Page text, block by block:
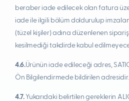
beraber iade edilecek olan fatura
iade ile ilgili bölüm doldurulup
(tüzel kişiler) adına düzenlenen
kesilmediği takdirde kabul
4.6.Ürünün iade edileceği adres,
Ön Bilgilendirmede bildirilen adresidir.
4.7.Yukarıdaki belirtilen gereklerin